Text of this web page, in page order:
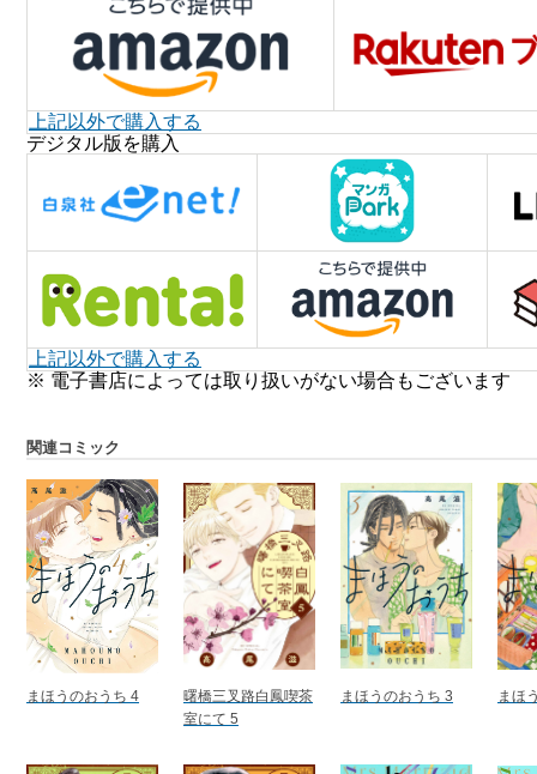
上記以外で購入する
デジタル版を購入
上記以外で購入する
※ 電子書店によっては取り扱いがない場合もございます
関連コミック
まほうのおうち 4
曙橋三叉路白鳳喫茶
室にて 5
まほうのおうち 3 まほ